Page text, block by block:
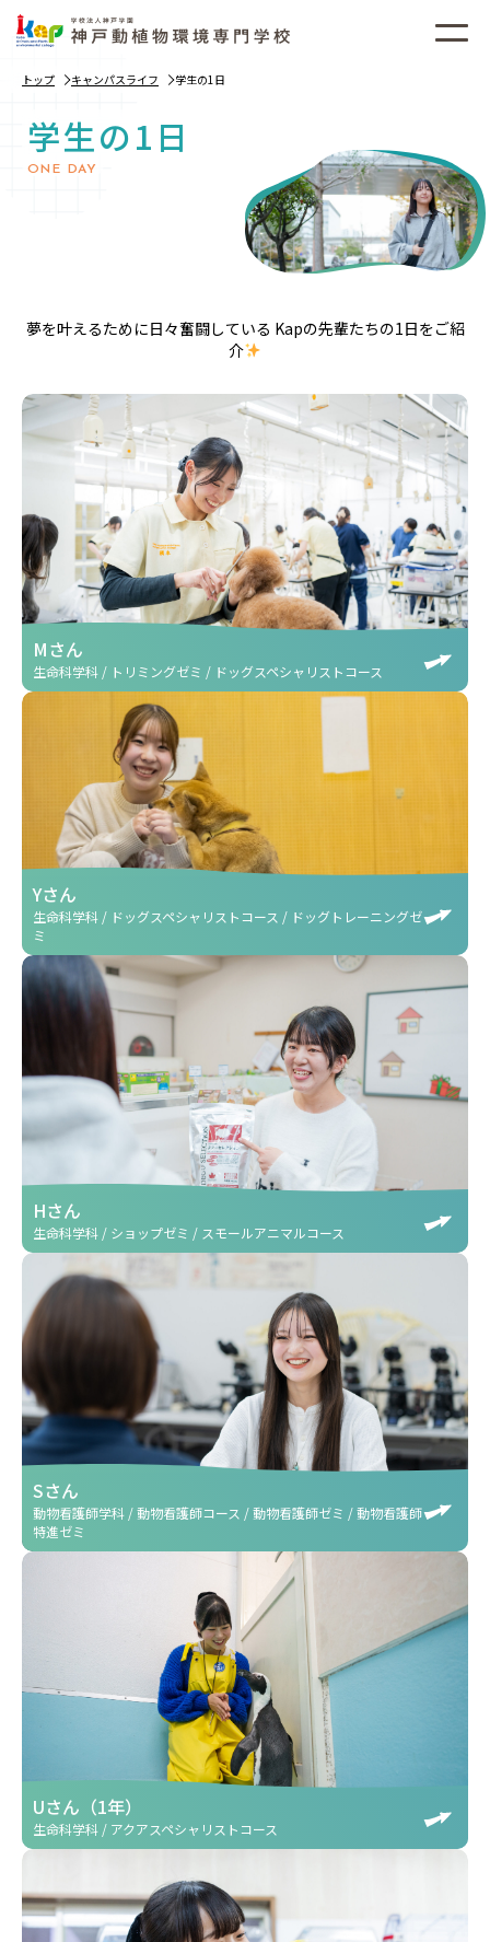
トップ キャンパスライフ 学生の1日
学生の1日
ONE DAY
夢を叶えるために日々奮闘している Kapの先輩たちの1日をご紹
介
Mさん
生命科学科 / トリミングゼミ / ドッグスペシャリストコース
Yさん
生命科学科 / ドッグスペシャリストコース / ドッグトレーニングゼ
ミ
Hさん
生命科学科 / ショップゼミ / スモールアニマルコース
Sさん
動物看護師学科 / 動物看護師コース / 動物看護師ゼミ / 動物看護師
特進ゼミ
Uさん（1年）
生命科学科 / アクアスペシャリストコース